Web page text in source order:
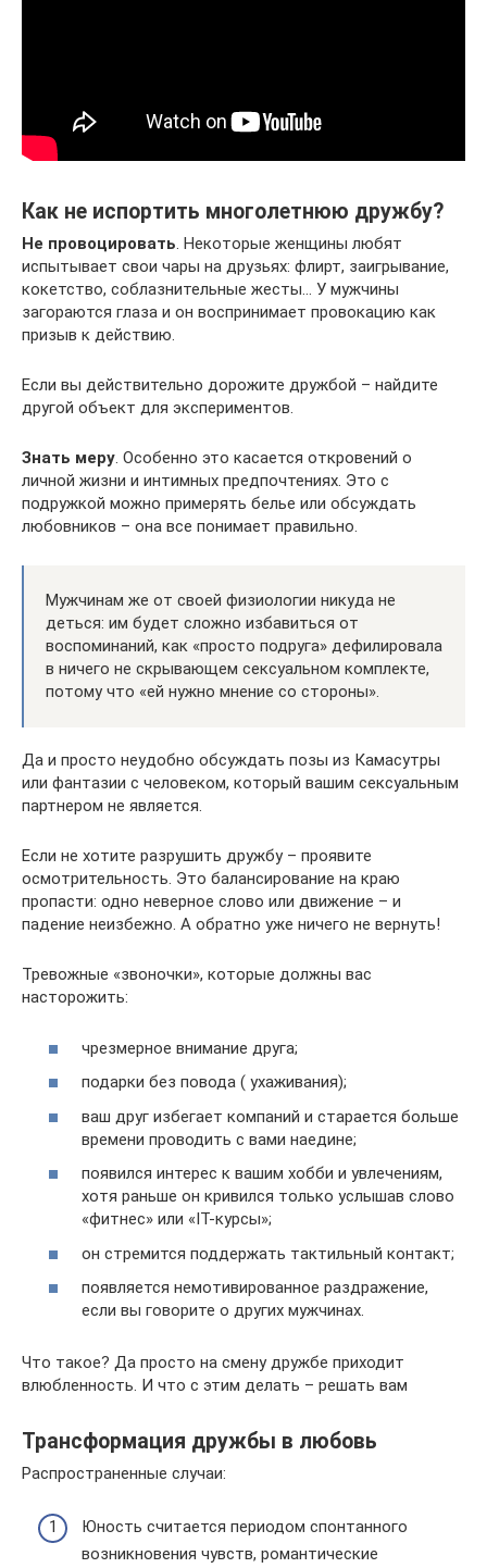
Как не испортить многолетнюю дружбу?
Не провоцировать. Некоторые женщины любят
испытывает свои чары на друзьях: флирт, заигрывание,
кокетство, соблазнительные жесты… У мужчины
загораются глаза и он воспринимает провокацию как
призыв к действию.
Если вы действительно дорожите дружбой – найдите
другой объект для экспериментов.
Знать меру. Особенно это касается откровений о
личной жизни и интимных предпочтениях. Это с
подружкой можно примерять белье или обсуждать
любовников – она все понимает правильно.
Мужчинам же от своей физиологии никуда не
деться: им будет сложно избавиться от
воспоминаний, как «просто подруга» дефилировала
в ничего не скрывающем сексуальном комплекте,
потому что «ей нужно мнение со стороны».
Да и просто неудобно обсуждать позы из Камасутры
или фантазии с человеком, который вашим сексуальным
партнером не является.
Если не хотите разрушить дружбу – проявите
осмотрительность. Это балансирование на краю
пропасти: одно неверное слово или движение – и
падение неизбежно. А обратно уже ничего не вернуть!
Тревожные «звоночки», которые должны вас
насторожить:
чрезмерное внимание друга;
подарки без повода ( ухаживания);
ваш друг избегает компаний и старается больше
времени проводить с вами наедине;
появился интерес к вашим хобби и увлечениям,
хотя раньше он кривился только услышав слово
«фитнес» или «IT-курсы»;
он стремится поддержать тактильный контакт;
появляется немотивированное раздражение,
если вы говорите о других мужчинах.
Что такое? Да просто на смену дружбе приходит
влюбленность. И что с этим делать – решать вам
Трансформация дружбы в любовь
Распространенные случаи:
Юность считается периодом спонтанного
возникновения чувств, романтические